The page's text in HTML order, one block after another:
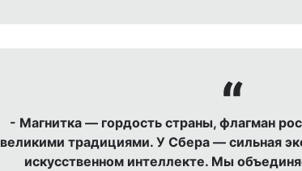
- Магнитка — гордость страны, флагман
великими традициями. У Сбера — сильная
искусственном интеллекте. Мы